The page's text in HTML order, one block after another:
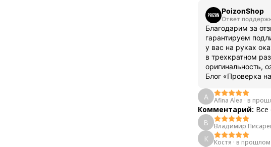
PoizonShop
Ответ
Благодарим за
гарантируем
у вас на руках
в трехкратном
оригинальность,
Блог «Проверка
A Afina Alea · в
Комментарий: Все
В
Владимир
К Костя · в прошлом